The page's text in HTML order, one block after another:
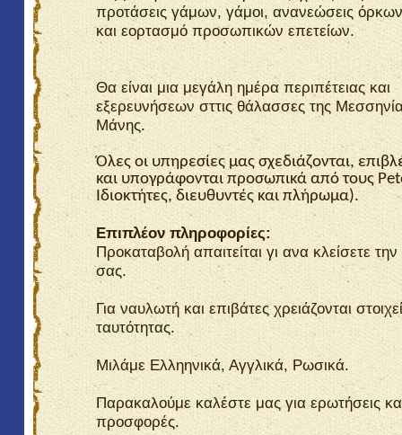
προτάσεις γάμων, γάμοι, ανανεώσεις
και εορτασμό προσωπικών επετείων.
Θα είναι μια μεγάλη ημέρα περιπέτειας και
εξερευνήσεων σττις θάλασσες της
Μάνης.
Όλες οι υπηρεσίες μας σχεδιάζονται,
και υπογράφονται προσωπικά από τους
Ιδιοκτήτες, διευθυντές και πλήρωμα).
Επιπλέον πληροφορίες:
Προκαταβολή απαιτείται γι ανα κλείσετε
σας.
Για ναυλωτή και επιβάτες χρειάζονται
ταυτότητας.
Μιλάμε Ελληηνικά, Αγγλικά, Ρωσικά.
Παρακαλούμε καλέστε μας για ερωτήσεις
προσφορές.